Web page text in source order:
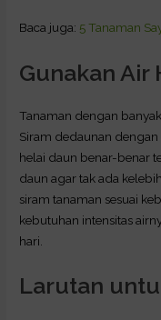
Baca juga: 5 Tanaman
Gunakan Air
Tanaman dengan
Siram dedaunan dengan
helai daun benar-benar
daun agar tak ada
siram tanaman sesuai
kebutuhan intensitas
hari.
Larutan